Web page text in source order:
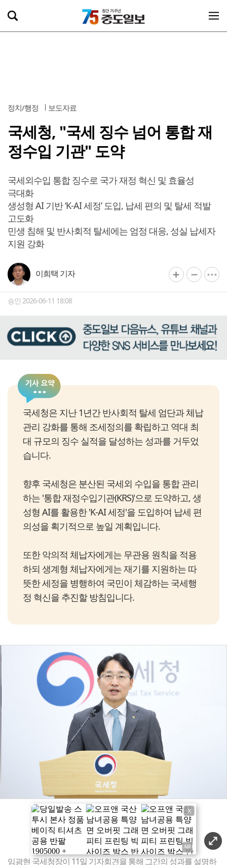
정치/행정 보도자료
국세청, "국세 징수 넘어 통합 재
정수입 기관" 도약
국세외수입 통합 징수로 국가 재정 혁신 및 효율성
극대화
생성형 AI 기반 ‘K-AI 세정’ 도입, 납세 편의 및 탈세 적발
고도화
민생 침해 및 반사회적 탈세에는 엄정 대응, 성실 납세자
지원 강화
이희택 기자
승인 2026-06-11 18:08
국세청은 지난 1년간 반사회적 탈세 엄단과 체납
관리 강화를 통해 조세정의를 확립하고 역대 최
대 규모의 징수 실적을 달성하는 성과를 거두었
습니다.
향후 국세청은 분산된 국세외 수입을 통합 관리
하는 '통합 재정수입기관(KRS)'으로 도약하고, 생
성형 AI를 활용한 'K-AI 세정'을 도입하여 납세 편
의성을 획기적으로 높일 계획입니다.
또한 악의적 체납자에게는 무관용 원칙을 적용
하되 생계형 체납자에게는 재기를 지원하는 따
뜻한 세정을 병행하여 국민이 체감하는 국세행
정 혁신을 추진할 방침입니다.
X
임광현 국세청장이 11일 기자회견을 통해 그간의 성과를 설명하